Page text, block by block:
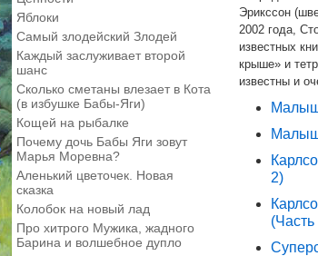
Яблоки
Самый злодейский Злодей
Каждый заслуживает второй
шанс
Сколько сметаны влезает в Кота
(в избушке Бабы-Яги)
Кощей на рыбалке
Почему дочь Бабы Яги зовут
Марья Моревна?
Аленький цветочек. Новая
сказка
Колобок на новый лад
Про хитрого Мужика, жадного
Барина и волшебное дупло
Эрикссон
2002 года,
известных
крыше» и
известны и
Малыш
Малыш
2)
(Часть